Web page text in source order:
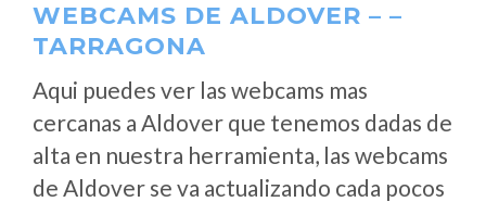
WEBCAMS DE ALDOVER – –
TARRAGONA
Aqui puedes ver las webcams mas
cercanas a Aldover que tenemos dadas de
alta en nuestra herramienta, las webcams
de Aldover se va actualizando cada pocos